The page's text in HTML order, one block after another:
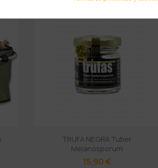
TRUFA NEGRA Tuber
Melanosporum
15,90 €